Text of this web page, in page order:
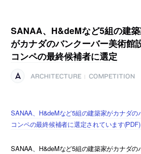
SANAA、H&deMなど5組の建
がカナダのバンクーバー美術館
コンペの最終候補者に選定
ARCHITECTURE COMPETITION
SANAA、H&deMなど5組の建築家がカナダ
コンペの最終候補者に選定されています(PDF)
SANAA、H&deMなど5組の建築家がカナダ